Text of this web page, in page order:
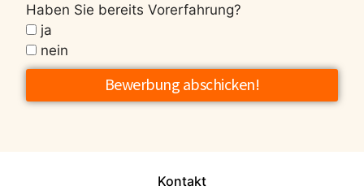
Haben Sie bereits Vorerfahrung?
ja
nein
Bewerbung abschicken!
Kontakt